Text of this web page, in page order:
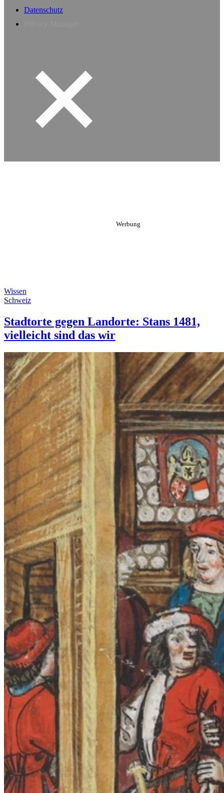
Datenschutz
Wissen
Schweiz
Stadtorte gegen Landorte: Stans 1481,
vielleicht sind das wir